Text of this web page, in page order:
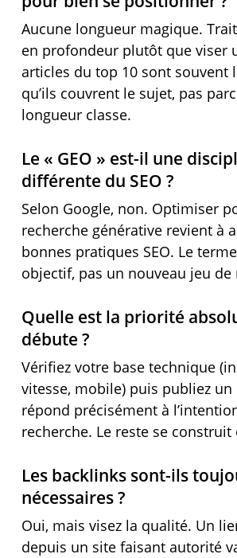
Aucune longueur magique.
en profondeur plutôt que viser
articles du top 10 sont souvent
qu’ils couvrent le sujet, pas
longueur classe.
Le « GEO » est-il une
différente du SEO ?
Selon Google, non. Optimiser
recherche générative revient à
bonnes pratiques SEO. Le
objectif, pas un nouveau jeu de
Quelle est la priorité
débute ?
Vérifiez votre base technique
vitesse, mobile) puis publiez
répond précisément à
recherche. Le reste se construit
Les backlinks sont-ils
nécessaires ?
Oui, mais visez la qualité. Un
depuis un site faisant autorité